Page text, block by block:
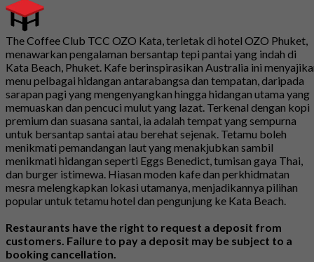
The Coffee Club TCC OZO Kata, terletak di hotel OZO Phuket,
menawarkan pengalaman bersantap tepi pantai yang indah di
Kata Beach, Phuket. Kafe berinspirasikan Australia ini
menu pelbagai hidangan antarabangsa dan tempatan, daripada
sarapan pagi yang mengenyangkan hingga hidangan utama yang
memuaskan dan pencuci mulut yang lazat. Terkenal dengan kopi
premium dan suasana santai, ia adalah tempat yang sempurna
untuk bersantap santai atau berehat sejenak. Tetamu boleh
menikmati pemandangan laut yang menakjubkan sambil
menikmati hidangan seperti Eggs Benedict, tumisan gaya Thai,
dan burger istimewa. Hiasan moden kafe dan perkhidmatan
mesra melengkapkan lokasi utamanya, menjadikannya pilihan
popular untuk tetamu hotel dan pengunjung ke Kata Beach.
Restaurants have the right to request a deposit from
customers. Failure to pay a deposit may be subject to a
booking cancellation.